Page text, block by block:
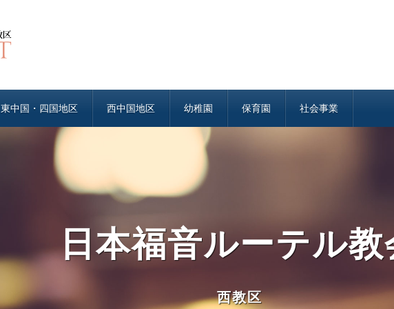
東中国・四国地区 西中国地区 幼稚園 保育園 社会事業
日本福音ルーテル教
西教区